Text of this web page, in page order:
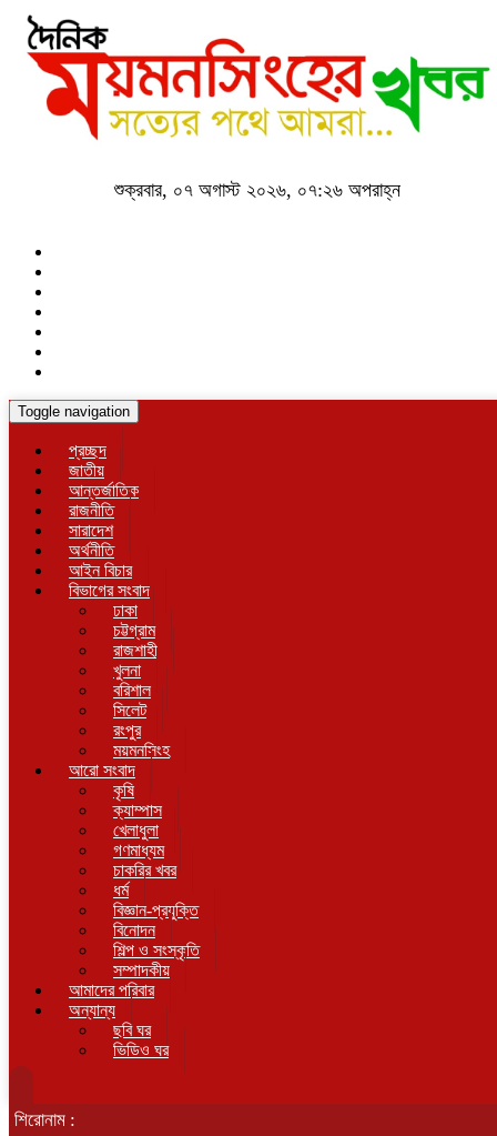
শুক্রবার, ০৭ অগাস্ট ২০২৬, ০৭:২৬ অপরাহ্ন
Toggle navigation
প্রচ্ছদ
জাতীয়
আন্তর্জাতিক
রাজনীতি
সারাদেশ
অর্থনীতি
আইন বিচার
বিভাগের সংবাদ
ঢাকা
চট্টগ্রাম
রাজশাহী
খুলনা
বরিশাল
সিলেট
রংপুর
ময়মনসিংহ
আরো সংবাদ
কৃষি
ক্যাম্পাস
খেলাধুলা
গণমাধ্যম
চাকরির খবর
ধর্ম
বিজ্ঞান-প্রযুক্তি
বিনোদন
শিল্প ও সংস্কৃতি
সম্পাদকীয়
আমাদের পরিবার
অন্যান্য
ছবি ঘর
ভিডিও ঘর
শিরোনাম :